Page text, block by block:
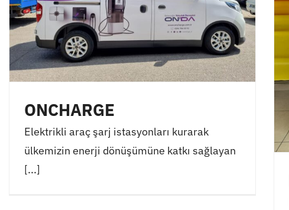
ONCHARGE
Elektrikli araç şarj istasyonları kurarak
ülkemizin enerji dönüşümüne katkı sağlayan
[...]